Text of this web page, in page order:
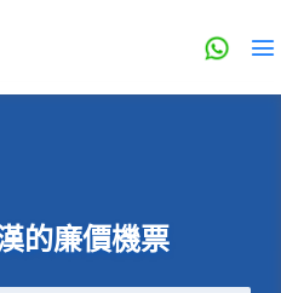
的廉價機票